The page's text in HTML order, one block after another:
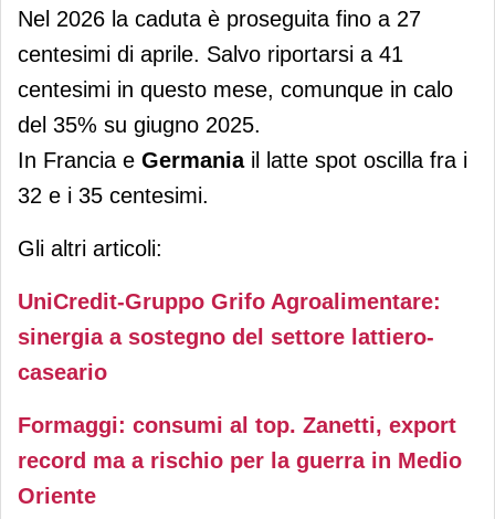
Nel 2026 la caduta è proseguita fino a 27
centesimi di aprile. Salvo riportarsi a 41
centesimi in questo mese, comunque in calo
del 35% su giugno 2025.
In Francia e Germania il latte spot oscilla fra i
32 e i 35 centesimi.
Gli altri articoli:
UniCredit-Gruppo Grifo Agroalimentare:
sinergia a sostegno del settore lattiero-
caseario
Formaggi: consumi al top. Zanetti, export
record ma a rischio per la guerra in Medio
Oriente